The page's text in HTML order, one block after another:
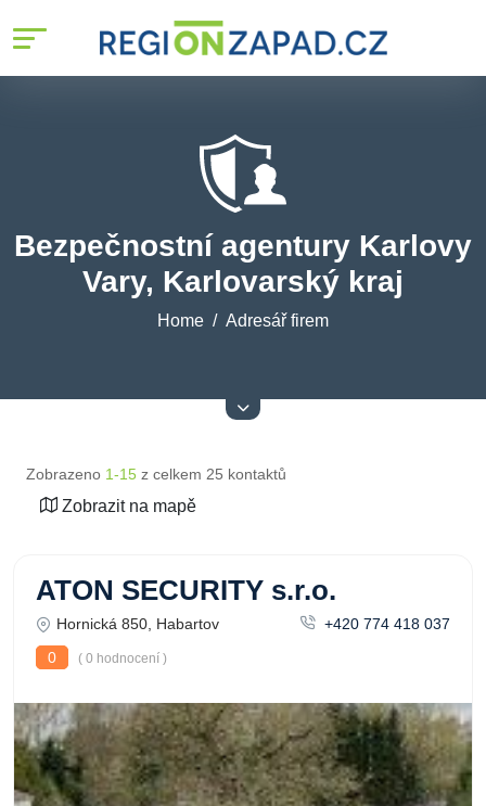
Bezpečnostní agentury Karlovy
Vary, Karlovarský kraj
Home Adresář firem
Zobrazeno 1-15 z celkem 25 kontaktů
Zobrazit na mapě
ATON SECURITY s.r.o.
Hornická 850, Habartov
+420 774 418 037
0
( 0 hodnocení )